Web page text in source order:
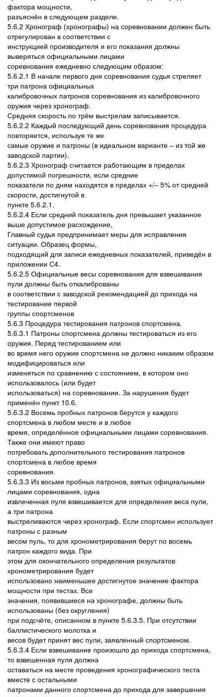
фактора мощности,
разъяснён в следующем разделе.
5.6.2 Хронограф (хронографы) на соревновании должен быть
отрегулирован в соответствии с
инструкцией производителя и его показания должны
выверяться официальными лицами
соревнования ежедневно следующим образом:
5.6.2.1 В начале первого дня соревнования судья стреляет
три патрона официальных
калибровочных патронов соревнования из калибровочного
оружия через хронограф.
Средняя скорость по трём выстрелам записывается.
5.6.2.2 Каждый последующий день соревнования процедура
повторяется, используя те же
самые оружие и патроны (в идеальном варианте – из той же
заводской партии).
5.6.2.3 Хронограф считается работающим в пределах
допустимой погрешности, если средние
показатели по дням находятся в пределах +/– 5% от средней
скорости, достигнутой в
пункте 5.6.2.1.
5.6.2.4 Если средний показатель дня превышает указанное
выше допустимое расхождение,
Главный судья предпринимает меры для исправления
ситуации. Образец формы,
подходящий для записи ежедневных показателей, приведён в
приложении С4.
5.6.2.5 Официальные весы соревнования для взвешивания
пули должны быть откалиброваны
в соответствии с заводской рекомендацией до прихода на
тестирование первой
группы спортсменов
5.6.3 Процедура тестирования патронов спортсмена.
5.6.3.1 Патроны спортсмена должны тестироваться из его
оружия. Перед тестированием или
во время него оружие спортсмена не должно никаким образом
модифицироваться или
изменяться по сравнению с состоянием, в котором оно
использовалось (или будет
использоваться) на соревновании. За нарушения будет
применён пункт 10.6.
5.6.3.2 Восемь пробных патронов берутся у каждого
спортсмена в любом месте и в любое
время, определённое официальными лицами соревнования.
Также они имеют право
потребовать дополнительного тестирования патронов
спортсмена в любое время
соревнования.
5.6.3.3 Из восьми пробных патронов, взятых официальными
лицами соревнования, одна
извлеченная пуля взвешивается для определения веса пули,
а три патрона
выстреливаются через хронограф. Если спортсмен использует
патроны с разным
весом пуль, то для хронометрирования берут по восемь
патрон каждого вида. При
этом для окончательного определения результатов
хронометрирования будет
использовано наименьшее достигнутое значение фактора
мощности при тестах. Все
значения, появившиеся на хронографе, должны быть
использованы (без округления)
при подсчёте, описанном в пункте 5.6.3.5. При отсутствии
баллистического молотка и
весов будет принят вес пули, заявленный спортсменом.
5.6.3.4 Если взвешивание произошло до прихода спортсмена,
то взвешенная пуля должна
оставаться на месте проведения хронографического теста
вместе с остальными
патронами данного спортсмена до прихода для завершения